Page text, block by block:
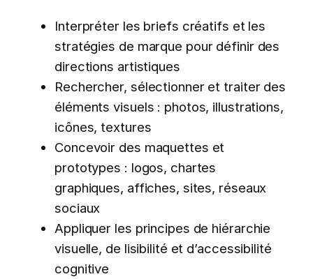
Interpréter les briefs créatifs et les
stratégies de marque pour définir des
directions artistiques
Rechercher, sélectionner et traiter des
éléments visuels : photos, illustrations,
icônes, textures
Concevoir des maquettes et
prototypes : logos, chartes
graphiques, affiches, sites, réseaux
sociaux
Appliquer les principes de hiérarchie
visuelle, de lisibilité et d’accessibilité
cognitive